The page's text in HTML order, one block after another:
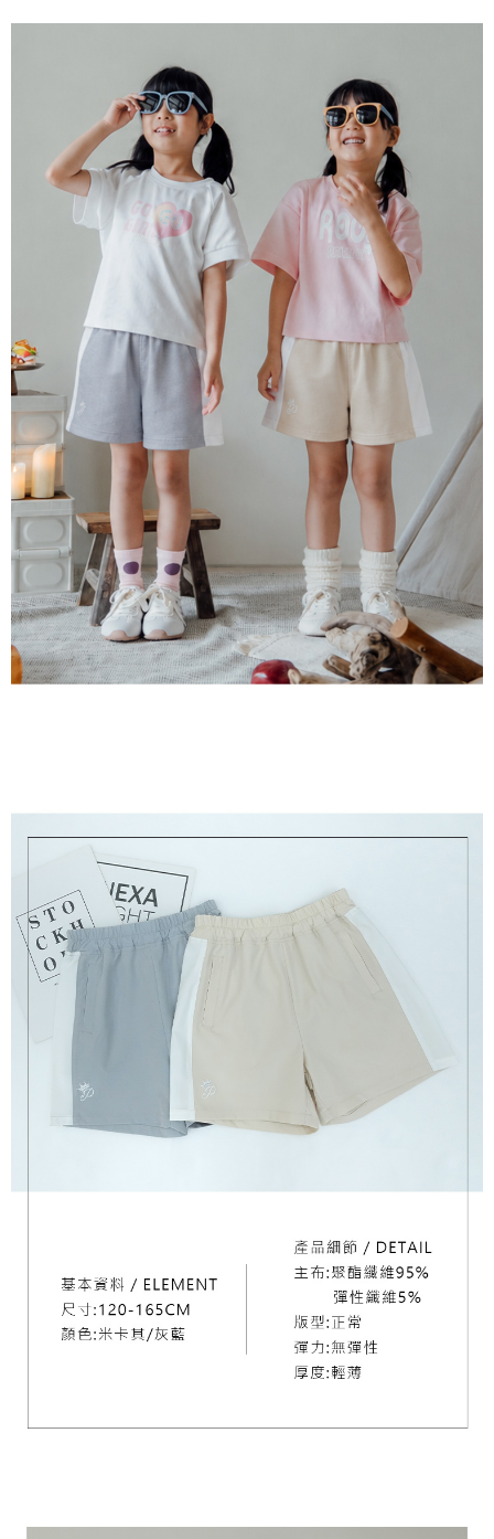
每筆NT$80，滿NT$2,000(含以上)免運費
每筆NT$80，滿NT$2,000(含以上)免運費